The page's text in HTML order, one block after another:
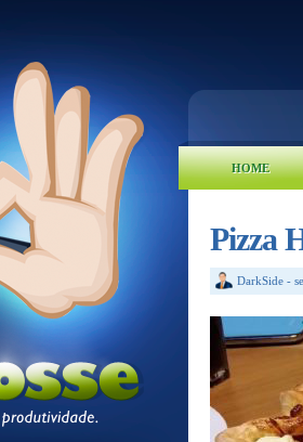
HOME
Pizza
DarkSide -